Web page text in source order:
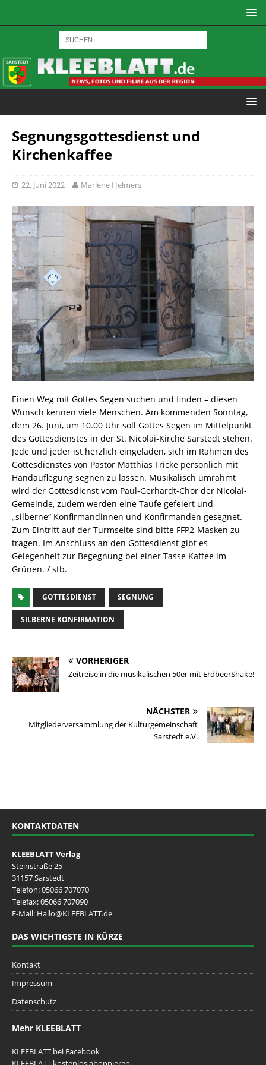
Segnungsgottesdienst und
Kirchenkaffee
22. Juni 2022 Marlene Helmers
Einen Weg mit Gottes Segen suchen und finden – diesen
Wunsch kennen viele Menschen. Am kommenden Sonntag,
dem 26. Juni, um 10.00 Uhr soll Gottes Segen im Mittelpunkt
des Gottesdienstes in der St. Nicolai-Kirche Sarstedt stehen.
Jede und jeder ist herzlich eingeladen, sich im Rahmen des
Gottesdienstes von Pastor Matthias Fricke persönlich mit
Handauflegung segnen zu lassen. Musikalisch umrahmt
wird der Gottesdienst vom Paul-Gerhardt-Chor der Nicolai-
Gemeinde, zudem werden eine Taufe gefeiert und
„silberne“ Konfirmandinnen und Konfirmanden gesegnet.
Zum Eintritt auf der Turmseite sind bitte FFP2-Masken zu
tragen. Im Anschluss an den Gottesdienst gibt es
Gelegenheit zur Begegnung bei einer Tasse Kaffee im
Grünen. / stb.
GOTTESDIENST SEGNUNG
SILBERNE KONFIRMATION
VORHERIGER
Zeitreise in die musikalischen 50er mit ErdbeerShake!
NÄCHSTER
Mitgliederversammlung der Kulturgemeinschaft
Sarstedt e.V.
KONTAKTDATEN
KLEEBLATT Verlag
Steinstraße 25
31157 Sarstedt
Telefon:05066 707070
Telefax: 05066 707090
E-Mail: Hallo@KLEEBLATT.de
DAS WICHTIGSTE IN KÜRZE
Kontakt
Impressum
Datenschutz
Mehr KLEEBLATT
KLEEBLATT bei Facebook